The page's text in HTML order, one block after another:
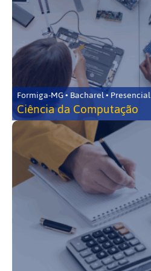
Formiga-MG • Bacharel • Presencial
Ciência da Computação